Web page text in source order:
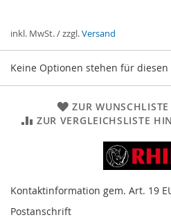
inkl. MwSt. / zzgl.Versand
Produkte
-
Keine Optionen stehen für
ZUR
ZUR VERGLEICHSLISTE
Kontaktinformation gem. Art. 19
Postanschrift